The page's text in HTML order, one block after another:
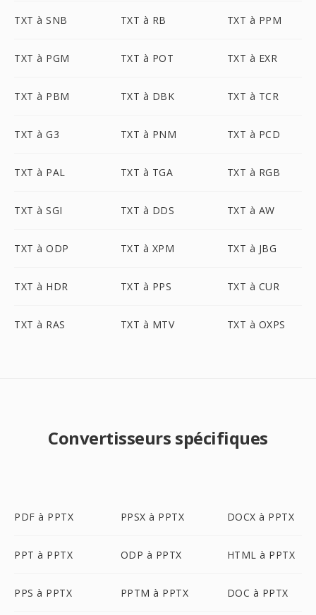
TXT à SNB TXT à RB TXT à PPM
TXT à PGM TXT à POT TXT à EXR
TXT à PBM TXT à DBK TXT à TCR
TXT à G3 TXT à PNM TXT à PCD
TXT à PAL TXT à TGA TXT à RGB
TXT à SGI TXT à DDS TXT à AW
TXT à ODP TXT à XPM TXT à JBG
TXT à HDR TXT à PPS TXT à CUR
TXT à RAS TXT à MTV TXT à OXPS
Convertisseurs spécifiques
PDF à PPTX PPSX à PPTX DOCX à PPTX
PPT à PPTX ODP à PPTX HTML à PPTX
PPS à PPTX PPTM à PPTX DOC à PPTX